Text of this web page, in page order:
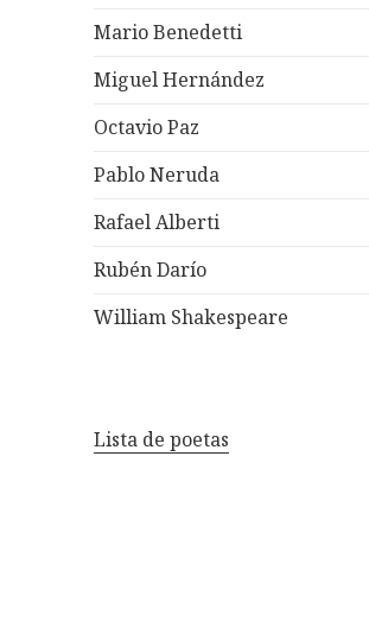
Mario Benedetti
Miguel Hernández
Octavio Paz
Pablo Neruda
Rafael Alberti
Rubén Darío
William Shakespeare
Lista de poetas